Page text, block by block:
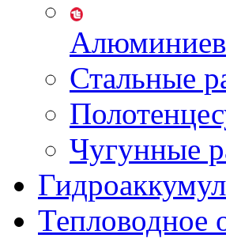
Стальные
Чугунные
Тепловодное